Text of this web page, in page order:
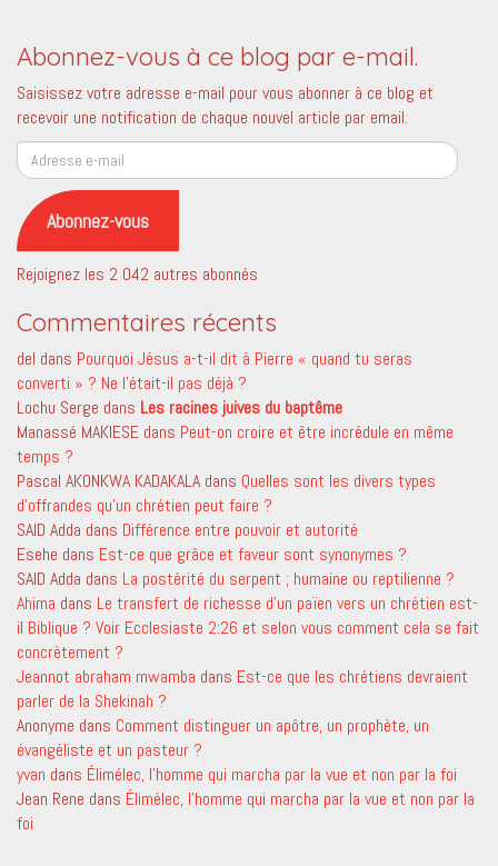
Abonnez-vous à ce blog par e-mail.
Saisissez votre adresse e-mail pour vous abonner à ce blog et
recevoir une notification de chaque nouvel article par email.
Adresse
e-
mail
Abonnez-vous
Rejoignez les 2 042 autres abonnés
Commentaires récents
del dans Pourquoi Jésus a-t-il dit à Pierre « quand tu seras
converti » ? Ne l’était-il pas déjà ?
Lochu Serge dans Les racines juives du baptême
Manassé MAKIESE dans Peut-on croire et être incrédule en même
temps ?
Pascal AKONKWA KADAKALA dans Quelles sont les divers types
d’offrandes qu’un chrétien peut faire ?
SAID Adda dans Différence entre pouvoir et autorité
Esehe dans Est-ce que grâce et faveur sont synonymes ?
SAID Adda dans La postérité du serpent ; humaine ou reptilienne ?
Ahima dans Le transfert de richesse d’un païen vers un chrétien est-
il Biblique ? Voir Ecclesiaste 2:26 et selon vous comment cela se fait
concrètement ?
Jeannot abraham mwamba dans Est-ce que les chrétiens devraient
parler de la Shekinah ?
Anonyme dans Comment distinguer un apôtre, un prophète, un
évangéliste et un pasteur ?
yvan dans Élimélec, l’homme qui marcha par la vue et non par la foi
Jean Rene dans Élimélec, l’homme qui marcha par la vue et non par la
foi